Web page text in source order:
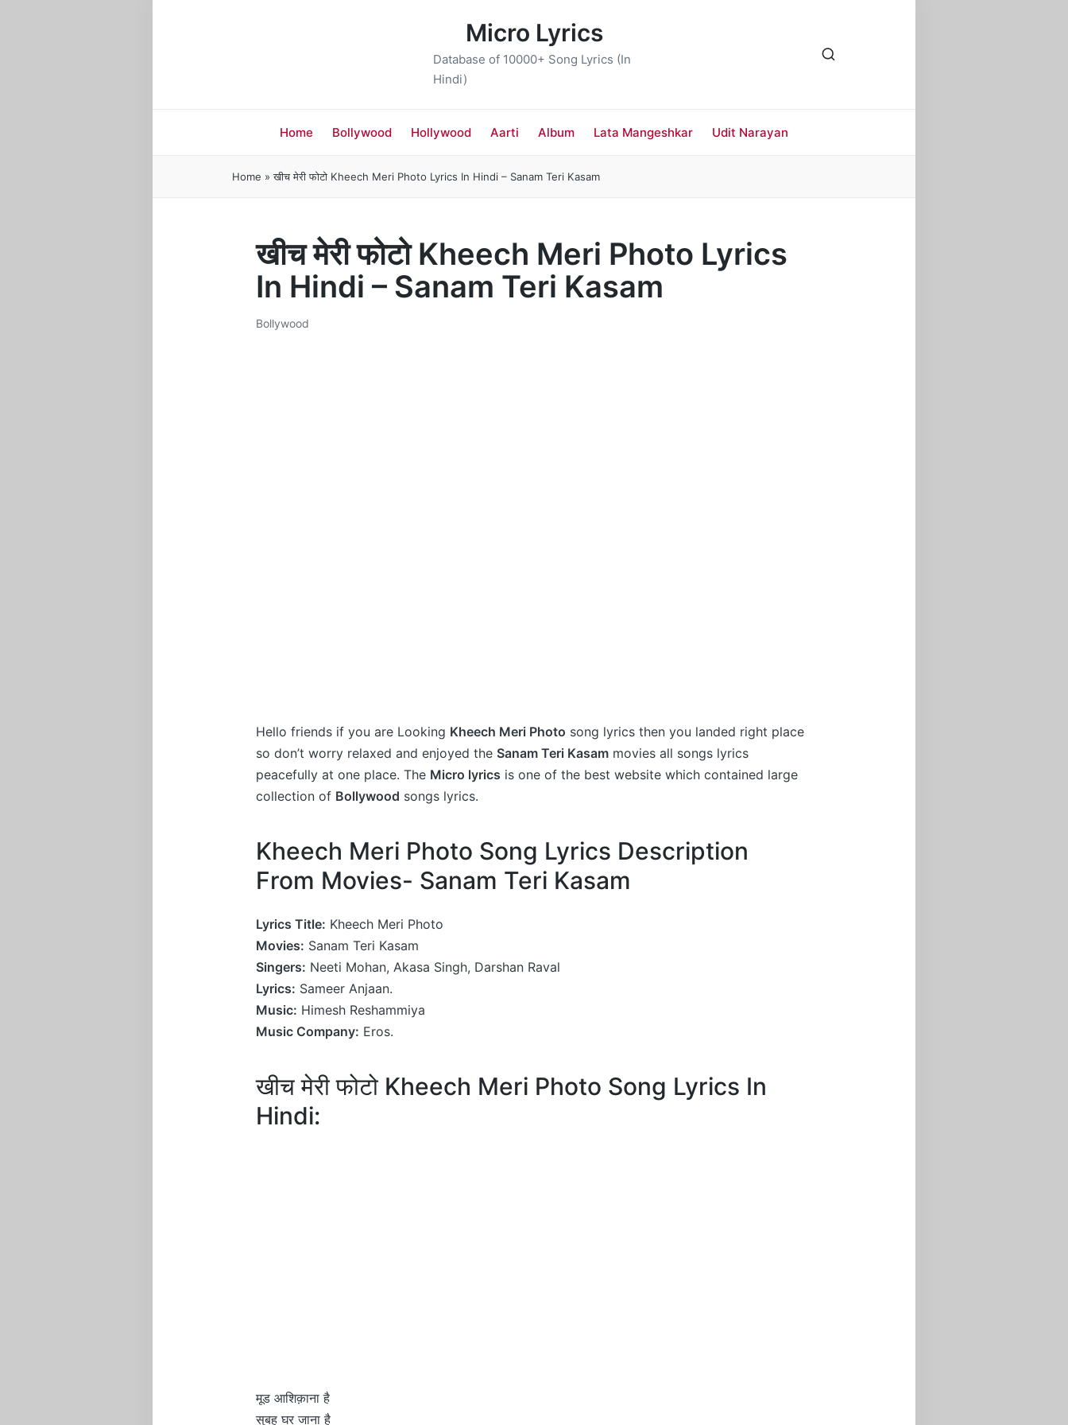
Micro Lyrics
Database of 10000+ Song Lyrics (In
Hindi)
Home Bollywood Hollywood Aarti Album Lata Mangeshkar Udit Narayan
Home »खीच मेरी फोटो Kheech Meri Photo Lyrics In Hindi – Sanam Teri Kasam
खीच मेरी फोटो Kheech Meri Photo Lyrics
In Hindi – Sanam Teri Kasam
Posted
Bollywood
Hello friends if you are Looking Kheech Meri Photo song lyrics then you landed right place
so don’t worry relaxed and enjoyed the Sanam Teri Kasam movies all songs lyrics
peacefully at one place. The Micro lyrics is one of the best website which contained large
collection of Bollywood songs lyrics.
Kheech Meri Photo Song Lyrics Description
From Movies- Sanam Teri Kasam
Lyrics Title: Kheech Meri Photo
Movies: Sanam Teri Kasam
Singers: Neeti Mohan, Akasa Singh, Darshan Raval
Lyrics: Sameer Anjaan.
Music: Himesh Reshammiya
Music Company: Eros.
खीच मेरी फोटो Kheech Meri Photo Song Lyrics In
Hindi:
मूड आशिक़ाना है
सुबह घर जाना है